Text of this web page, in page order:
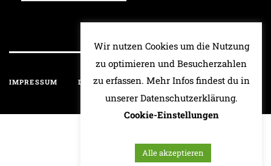
IMPRESSUM DATENSCHUTZ HAFTUNGSAUSSCHLUSS
Wir nutzen Cookies um die Nutzung
zu optimieren und Besucherzahlen
zu erfassen. Mehr Infos findest du in
unserer Datenschutzerklärung.
Cookie-Einstellungen
Alle akzeptieren